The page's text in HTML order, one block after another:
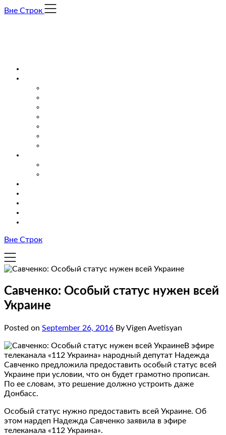
Skip
Вне Строк
Вне Строк
Савченко: Особый статус нужен всей
Украине
Posted on September 26, 2016 By Vigen Avetisyan
В эфире
телеканала «112 Украина» народный депутат Надежда
Савченко предложила предоставить особый статус всей
Украине при условии, что он будет грамотно прописан.
По ее словам, это решение должно устроить даже
Донбасс.
Особый статус нужно предоставить всей Украине. Об
этом нардеп Надежда Савченко заявила в эфире
телеканала «112 Украина».